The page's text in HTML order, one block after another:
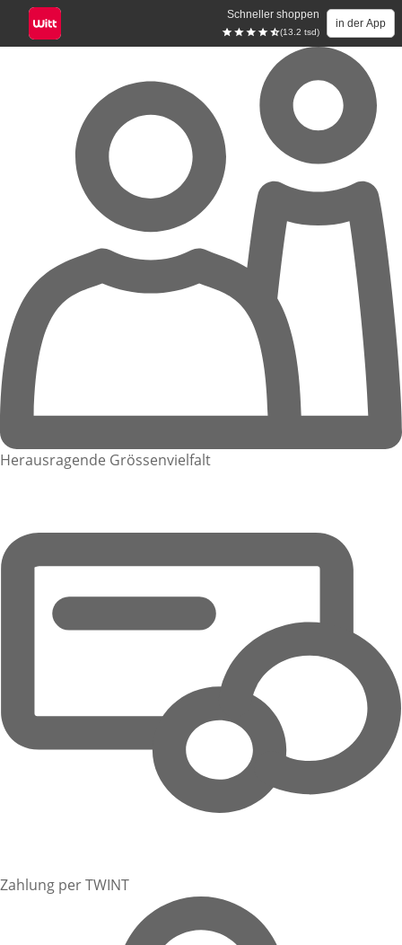
Schneller shoppen
(13.2 tsd)
in der App
Herausragende Grössenvielfalt
Zahlung per TWINT